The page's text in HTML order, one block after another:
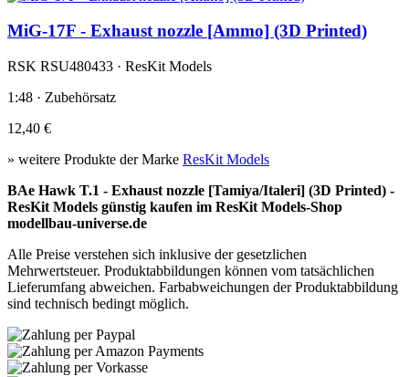
MiG-17F - Exhaust nozzle [Ammo] (3D Printed)
RSK RSU480433 · ResKit Models
1:48 · Zubehörsatz
12,40 €
» weitere Produkte der Marke ResKit Models
BAe Hawk T.1 - Exhaust nozzle [Tamiya/Italeri] (3D Printed) -
ResKit Models günstig kaufen im ResKit Models-Shop
modellbau-universe.de
Alle Preise verstehen sich inklusive der gesetzlichen
Mehrwertsteuer. Produktabbildungen können vom tatsächlichen
Lieferumfang abweichen. Farbabweichungen der Produktabbildung
sind technisch bedingt möglich.